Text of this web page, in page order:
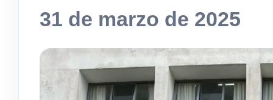
31 de marzo de 2025